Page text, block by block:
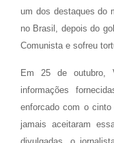
um dos destaques do
no Brasil, depois do
Comunista e sofreu
Em 25 de outubro,
informações
enforcado com o
jamais aceitaram